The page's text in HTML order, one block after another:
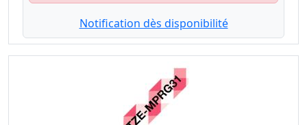
Notification dès disponibilité